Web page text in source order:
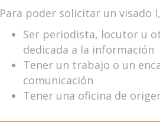
Para poder solicitar un visado
Ser periodista, locutor u
dedicada a la información
Tener un trabajo o un
comunicación
Tener una oficina de